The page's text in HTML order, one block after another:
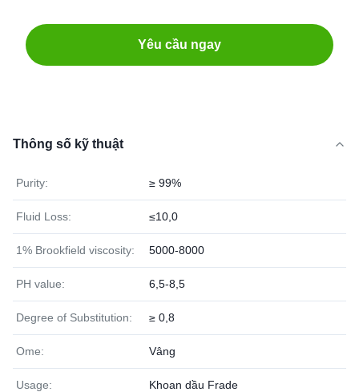
Yêu cầu ngay
Thông số kỹ thuật
Purity: ≥ 99%
Fluid Loss: ≤10,0
1% Brookfield viscosity: 5000-8000
PH value: 6,5-8,5
Degree of Substitution: ≥ 0,8
Ome: Vâng
Usage: Khoan dầu Frade